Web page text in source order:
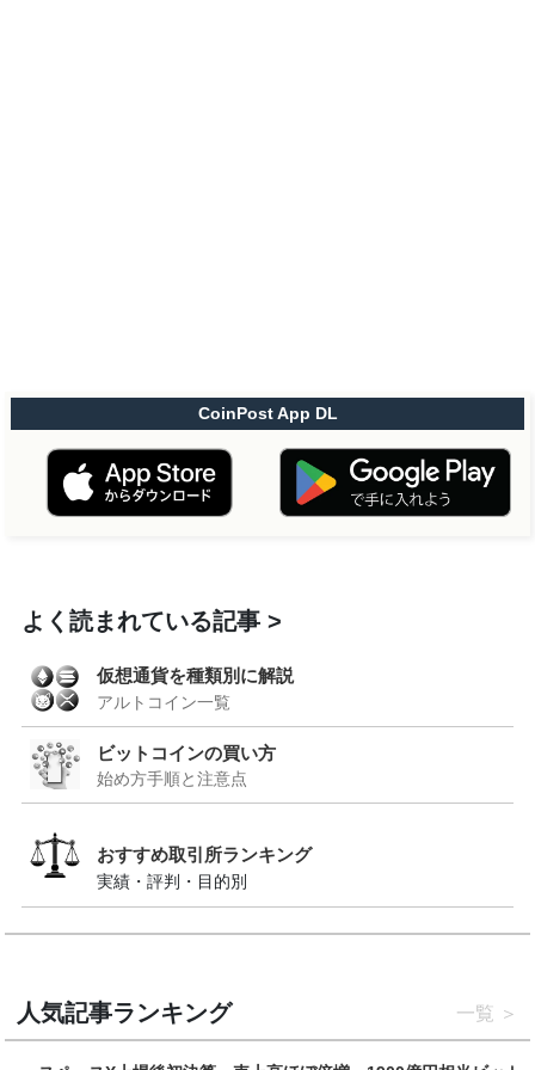
CoinPost App DL
よく読まれている記事
仮想通貨を種類別に解説
アルトコイン一覧
ビットコインの買い方
始め方手順と注意点
おすすめ取引所ランキング
実績・評判・目的別
人気記事ランキング 一覧